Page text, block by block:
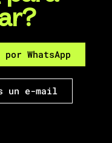
WhatsApp
un e-mail